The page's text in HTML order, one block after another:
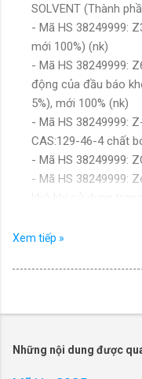
SOLVENT (Thành
- Mã HS 38249999:
mới 100%) (nk)
- Mã HS 38249999:
động của đầu báo
5%), mới 100% (nk)
- Mã HS 38249999:
CAS:129-46-4 chất
- Mã HS 38249999:
- Mã HS 38249999:
- Mã HS 38249999:
- Mã HS 38249999:
- Mã HS 38249999:
04/05/2018) (nk)
Xem tiếp »
Những nội dung được